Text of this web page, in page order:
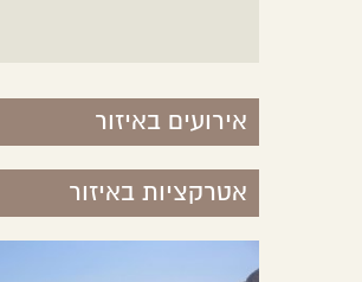
אירועים באיזור
אטרקציות באיזור